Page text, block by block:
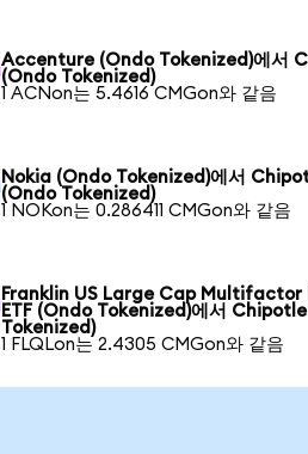
Accenture (Ondo Tokenized)에서
(Ondo Tokenized)
1 ACNon는 5.4616 CMGon와 같음
Nokia (Ondo Tokenized)에서
(Ondo Tokenized)
1 NOKon는 0.286411 CMGon와 같음
Franklin US Large Cap Multifactor
ETF (Ondo Tokenized)에서
Tokenized)
1 FLQLon는 2.4305 CMGon와 같음